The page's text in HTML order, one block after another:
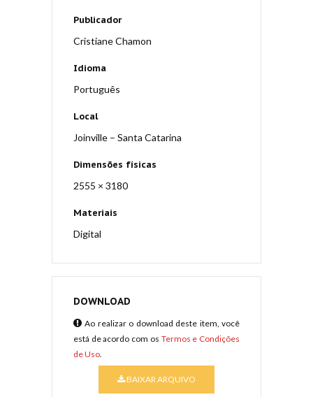
Publicador
Cristiane Chamon
Idioma
Português
Local
Joinville – Santa Catarina
Dimensões físicas
2555 × 3180
Materiais
Digital
DOWNLOAD
Ao realizar o download deste item, você
está de acordo com os Termos e Condições
de Uso.
BAIXAR ARQUIVO